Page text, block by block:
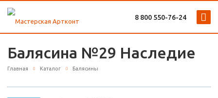
8 800 ‎550-76-24
Балясина №29 Наследие
Главная Каталог Балясины